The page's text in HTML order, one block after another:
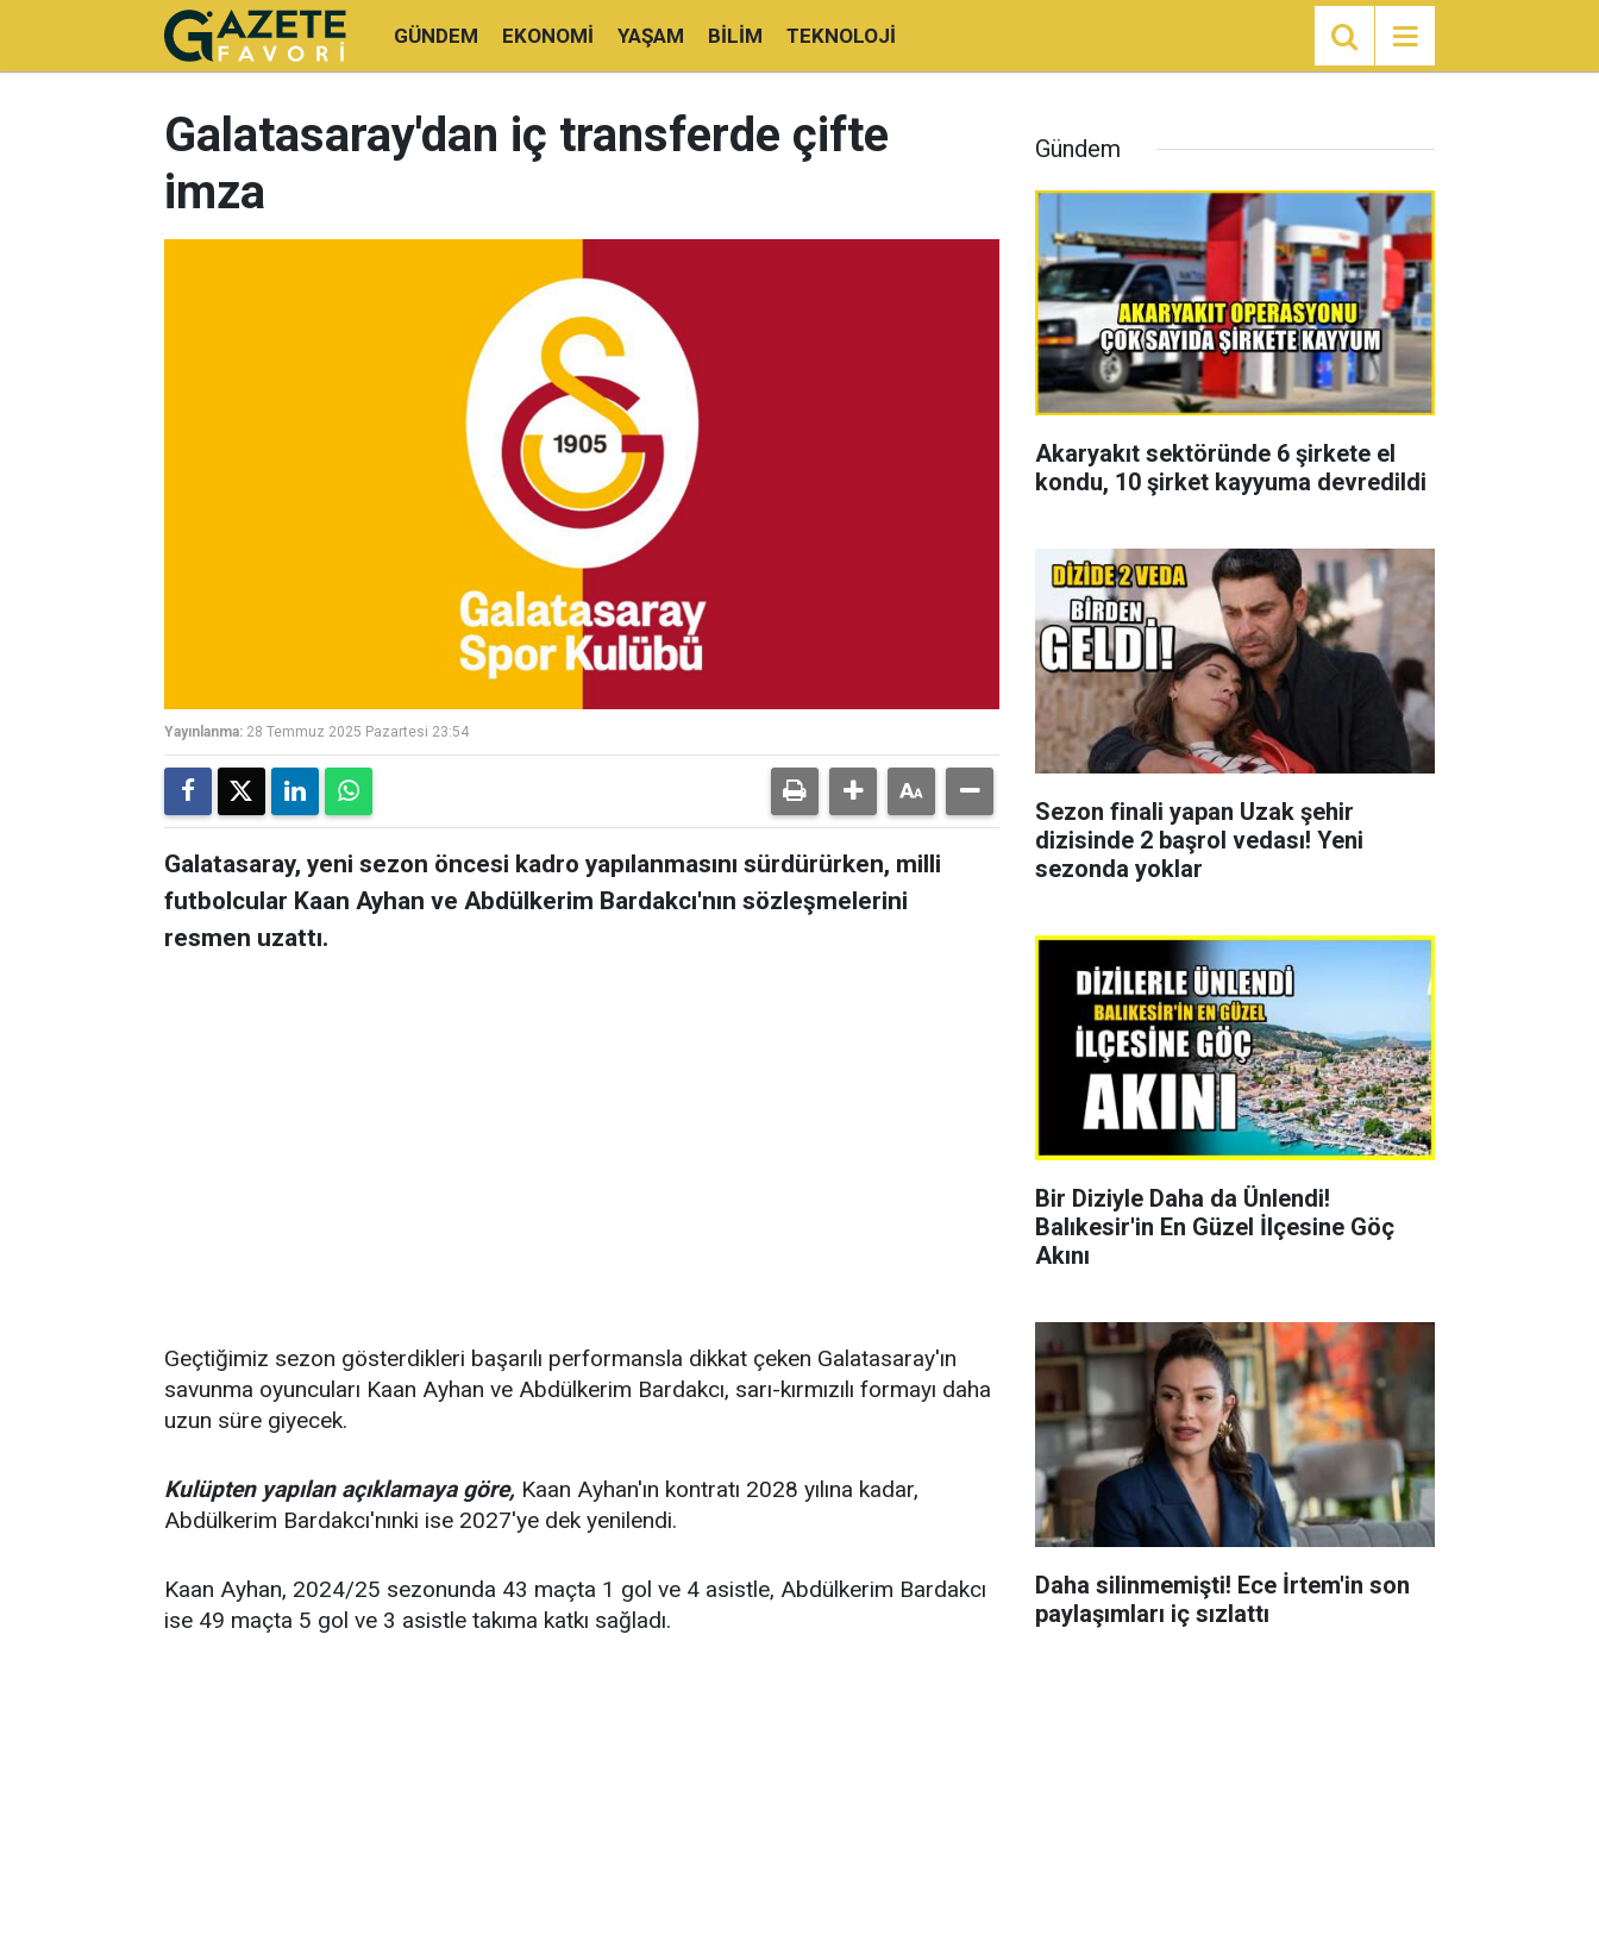
GÜNDEM EKONOMI YAŞAM BILIM TEKNOLOJI
Galatasaray'dan iç transferde çifte
imza
Yayınlanma: 28 Temmuz 2025 Pazartesi 23:54
Galatasaray, yeni sezon öncesi kadro yapılanmasını sürdürürken, milli
futbolcular Kaan Ayhan ve Abdülkerim Bardakcı'nın sözleşmelerini
resmen uzattı.
Geçtiğimiz sezon gösterdikleri başarılı performansla dikkat çeken Galatasaray'ın
savunma oyuncuları Kaan Ayhan ve Abdülkerim Bardakcı, sarı-kırmızılı formayı daha
uzun süre giyecek.
Kulüpten yapılan açıklamaya göre, Kaan Ayhan'ın kontratı 2028 yılına kadar,
Abdülkerim Bardakcı'nınki ise 2027'ye dek yenilendi.
Kaan Ayhan, 2024/25 sezonunda 43 maçta 1 gol ve 4 asistle, Abdülkerim Bardakcı
ise 49 maçta 5 gol ve 3 asistle takıma katkı sağladı.
Gündem
Akaryakıt sektöründe 6 şirkete el
kondu, 10 şirket kayyuma devredildi
Sezon finali yapan Uzak şehir
dizisinde 2 başrol vedası! Yeni
sezonda yoklar
Bir Diziyle Daha da Ünlendi!
Balıkesir'in En Güzel İlçesine Göç
Akını
Daha silinmemişti! Ece İrtem'in son
paylaşımları iç sızlattı